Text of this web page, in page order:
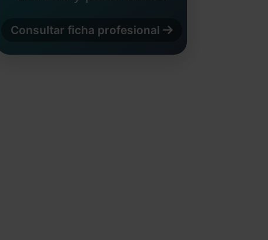
Consultar ficha profesional